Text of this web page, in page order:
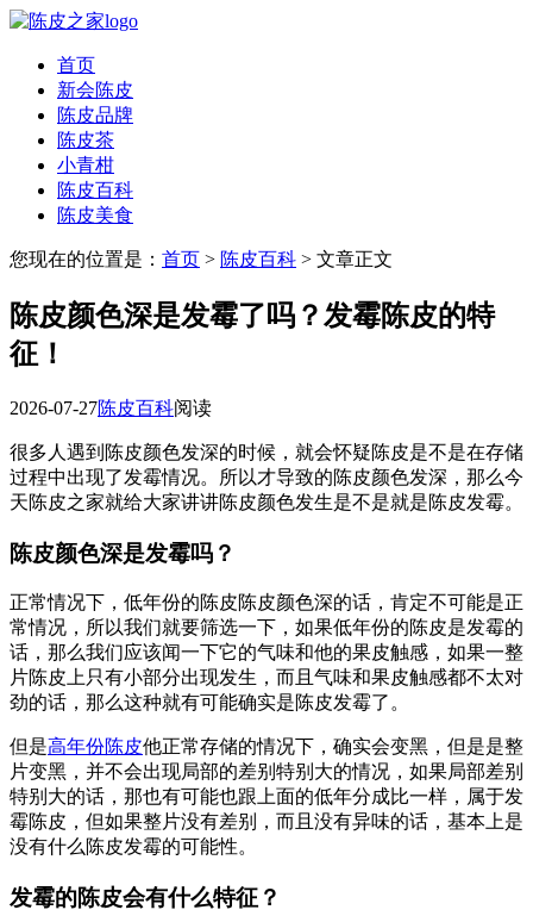
首页
新会陈皮
陈皮品牌
陈皮茶
小青柑
陈皮百科
陈皮美食
您现在的位置是： 首页 > 陈皮百科 > 文章正文
陈皮颜色深是发霉了吗？发霉陈皮的特
征！
2026-07-27陈皮百科阅读
很多人遇到陈皮颜色发深的时候，就会怀疑陈皮是不是在存储
过程中出现了发霉情况。所以才导致的陈皮颜色发深，那么今
天陈皮之家就给大家讲讲陈皮颜色发生是不是就是陈皮发霉。
陈皮颜色深是发霉吗？
正常情况下，低年份的陈皮陈皮颜色深的话，肯定不可能是正
常情况，所以我们就要筛选一下，如果低年份的陈皮是发霉的
话，那么我们应该闻一下它的气味和他的果皮触感，如果一整
片陈皮上只有小部分出现发生，而且气味和果皮触感都不太对
劲的话，那么这种就有可能确实是陈皮发霉了。
但是高年份陈皮他正常存储的情况下，确实会变黑，但是是整
片变黑，并不会出现局部的差别特别大的情况，如果局部差别
特别大的话，那也有可能也跟上面的低年分成比一样，属于发
霉陈皮，但如果整片没有差别，而且没有异味的话，基本上是
没有什么陈皮发霉的可能性。
发霉的陈皮会有什么特征？